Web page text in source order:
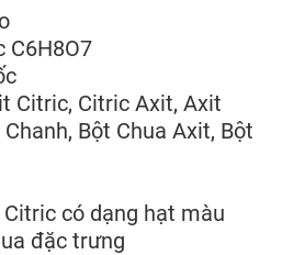
C6H8O7
Citric, Citric Axit, Axit
Bột Chua Axit, Bột
có dạng hạt màu
đặc trưng